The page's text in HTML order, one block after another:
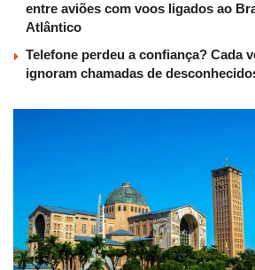
entre aviões com voos ligados ao
Atlântico
Telefone perdeu a confiança? Cada
ignoram chamadas de